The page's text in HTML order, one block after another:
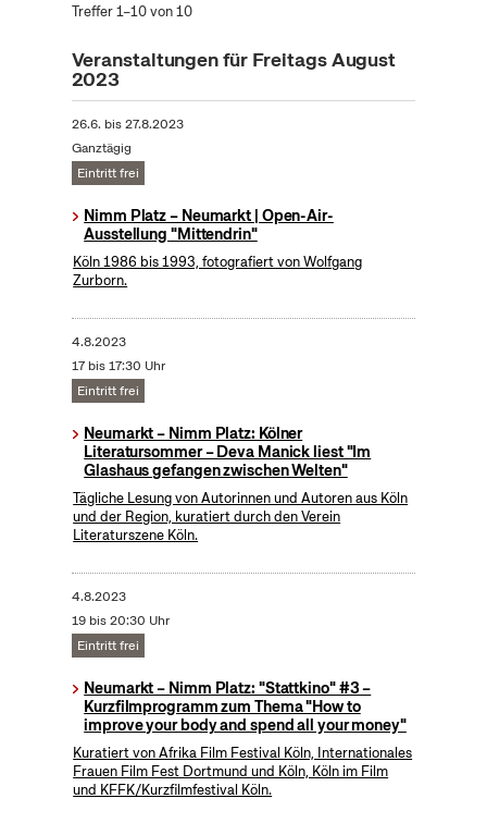
Treffer 1–10 von 10
Veranstaltungen für Freitags August
2023
26.6. bis27.8.2023
Ganztägig
Eintritt frei
Nimm Platz – Neumarkt | Open-Air-
Ausstellung "Mittendrin"
Köln 1986 bis 1993, fotografiert von Wolfgang
Zurborn.
4.8.2023
17 bis 17:30 Uhr
Eintritt frei
Neumarkt – Nimm Platz: Kölner
Literatursommer – Deva Manick liest "Im
Glashaus gefangen zwischen Welten"
Tägliche Lesung von Autorinnen und Autoren aus Köln
und der Region, kuratiert durch den Verein
Literaturszene Köln.
4.8.2023
19 bis 20:30 Uhr
Eintritt frei
Neumarkt – Nimm Platz: "Stattkino" #3 –
Kurzfilmprogramm zum Thema "How to
improve your body and spend all your money"
Kuratiert von Afrika Film Festival Köln, Internationales
Frauen Film Fest Dortmund und Köln, Köln im Film
und KFFK/Kurzfilmfestival Köln.